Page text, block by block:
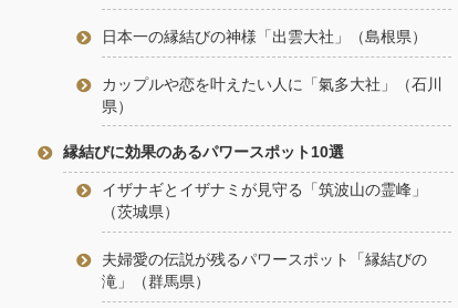
日本一の縁結びの神様「出雲大社」（島根県）
カップルや恋を叶えたい人に「氣多大社」（石川
県）
縁結びに効果のあるパワースポット10選
イザナギとイザナミが見守る「筑波山の霊峰」
（茨城県）
夫婦愛の伝説が残るパワースポット「縁結びの
滝」（群馬県）